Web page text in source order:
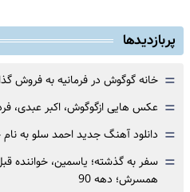
پربازدیدها
= خانه گوگوش در فرمانیه به فروش
= عکس هایی ازگوگوش، اکبر عبدی،
= دانلود آهنگ جدید احمد سلو به
= سفر به گذشته؛ یاسمین، خواننده
همسرش؛ دهه 90